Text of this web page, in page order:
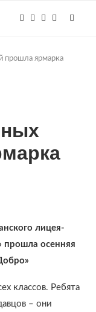
прошла ярмарка
лицея-
прошла осенняя
классов. Ребята
– они